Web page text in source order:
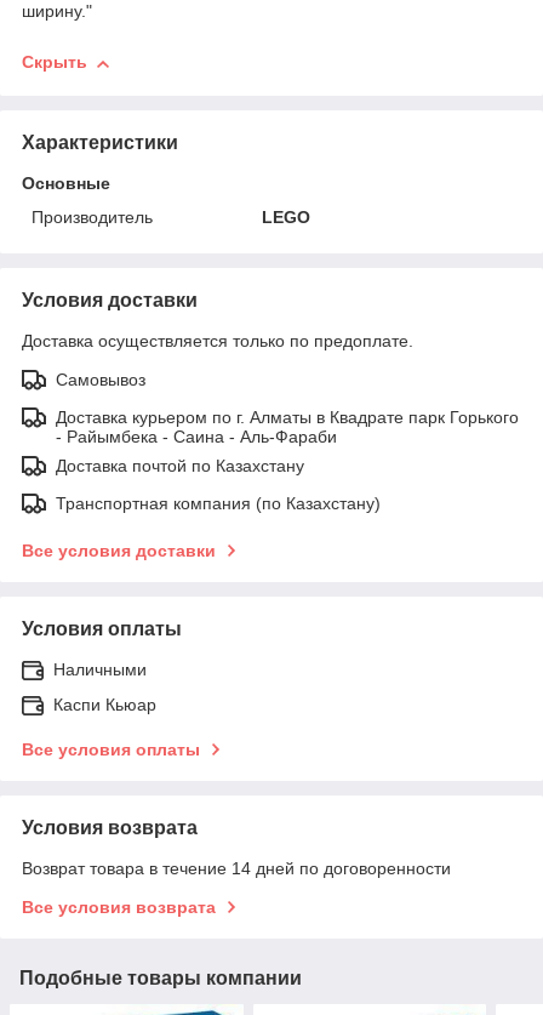
ширину."
Скрыть
Характеристики
Основные
Производитель
LEGO
Условия доставки
Доставка осуществляется только по предоплате.
Самовывоз
Доставка курьером по г. Алматы в Квадрате парк Горького
- Райымбека - Саина - Аль-Фараби
Доставка почтой по Казахстану
Транспортная компания (по Казахстану)
Все условия доставки
Условия оплаты
Наличными
Каспи Кьюар
Все условия оплаты
Условия возврата
Возврат товара в течение 14 дней по договоренности
Все условия возврата
Подобные товары компании